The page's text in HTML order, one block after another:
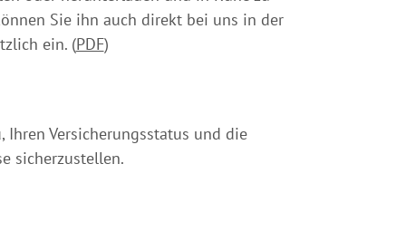
Sie ihn auch direkt bei uns in der
ein. (PDF)
Versicherungsstatus und die
sicherzustellen.